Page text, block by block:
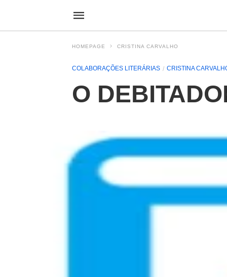
HOMEPAGE CRISTINA CARVALHO
COLABORAÇÕES LITERÁRIAS CRISTINA
O